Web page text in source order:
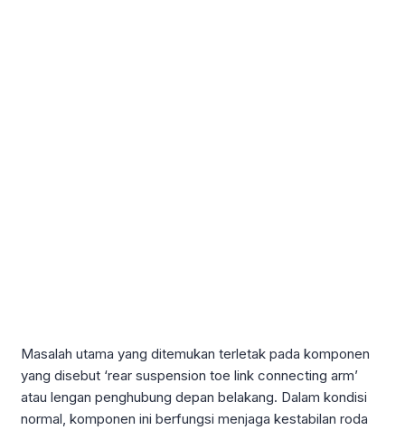
Masalah utama yang ditemukan terletak pada komponen
yang disebut ‘rear suspension toe link connecting arm’
atau lengan penghubung depan belakang. Dalam kondisi
normal, komponen ini berfungsi menjaga kestabilan roda